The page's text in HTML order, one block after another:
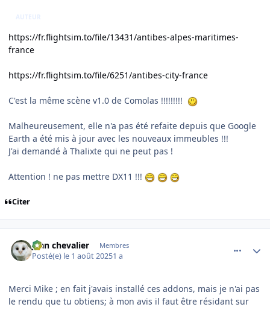
AUTEUR
https://fr.flightsim.to/file/13431/antibes-alpes-maritimes-
france
https://fr.flightsim.to/file/6251/antibes-city-france
C'est la même scène v1.0 de Comolas !!!!!!!!!
Malheureusement, elle n'a pas été refaite depuis que Google
Earth a été mis à jour avec les nouveaux immeubles !!!
J'ai demandé à Thalixte qui ne peut pas !
Attention ! ne pas mettre DX11 !!!
Citer
jean chevalier Membres
Posté(e) le 1 août 20251 a
Merci Mike ; en fait j'avais installé ces addons, mais je n'ai pas
le rendu que tu obtiens; à mon avis il faut être résidant sur